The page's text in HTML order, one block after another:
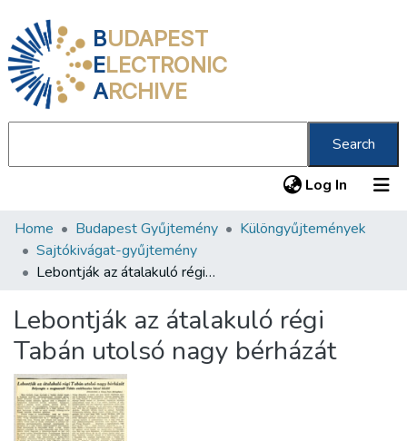
BUDAPEST
ELECTRONIC
ARCHIVE
Search
Log In (current)
Communities & Collections
All of DSpace
About us
Home Budapest Gyűjtemény
Különgyűjtemények
Sajtókivágat-gyűjtemény
Lebontják az átalakuló régi Tabán utolsó nagy bérházát
Lebontják az átalakuló régi
Tabán utolsó nagy bérházát